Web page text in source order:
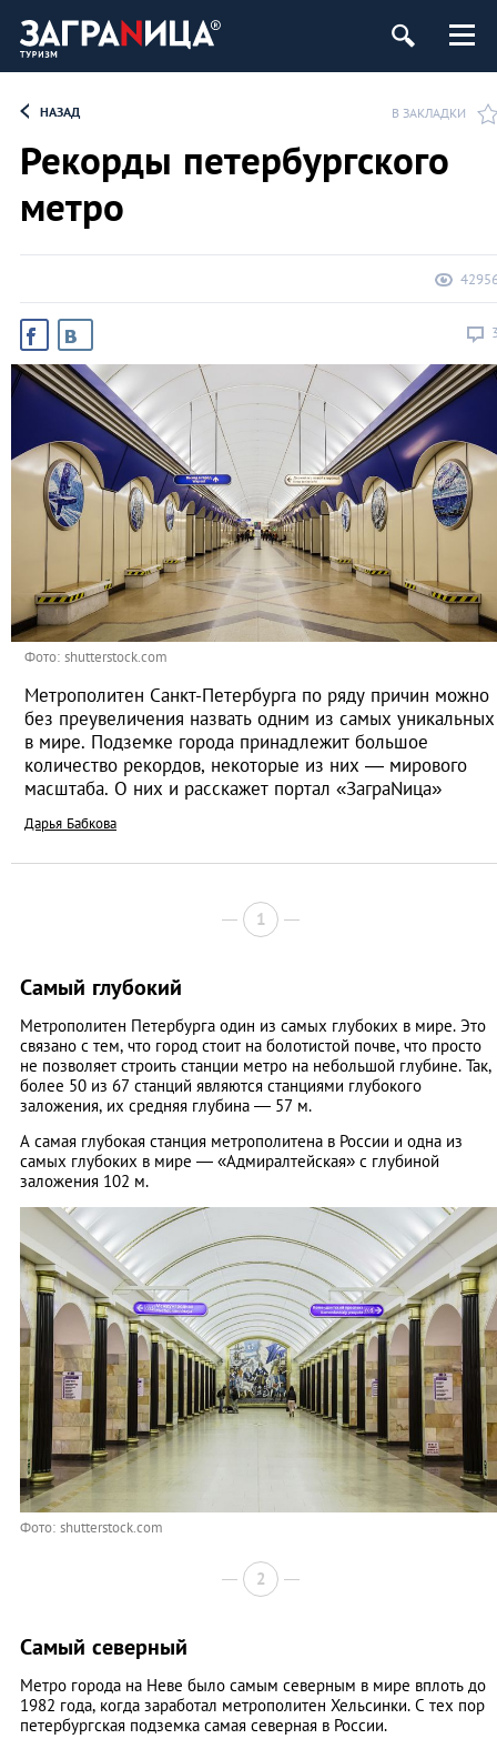
НАЗАД В ЗАКЛАДКИ
Рекорды петербургского
метро
Фото: shutterstock.com
Метрополитен Санкт-Петербурга по ряду причин можно
без преувеличения назвать одним из самых уникальных
в мире. Подземке города принадлежит большое
количество рекордов, некоторые из них — мирового
масштаба. О них и расскажет портал «ЗаграNица»
Дарья Бабкова
1
Самый глубокий
Метрополитен Петербурга один из самых глубоких в мире. Это
связано с тем, что город стоит на болотистой почве, что просто
не позволяет строить станции метро на небольшой глубине. Так,
более 50 из 67 станций являются станциями глубокого
заложения, их средняя глубина — 57 м.
А самая глубокая станция метрополитена в России и одна из
самых глубоких в мире — «Адмиралтейская» с глубиной
заложения 102 м.
Фото: shutterstock.com
2
Самый северный
Метро города на Неве было самым северным в мире вплоть до
1982 года, когда заработал метрополитен Хельсинки. С тех пор
петербургская подземка самая северная в России.